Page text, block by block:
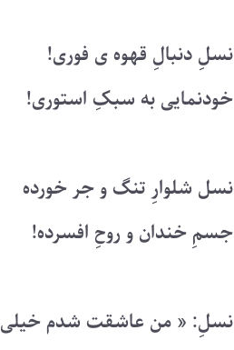
نسلِ دنبالِ قهوه ی فوری!
خودنمایی به سبکِ استوری!
نسل شلوارِ تنگ و جر خورده
جسمِ خندان و روحِ افسرده!
نسلِ: « من عاشقت شدم خیلی